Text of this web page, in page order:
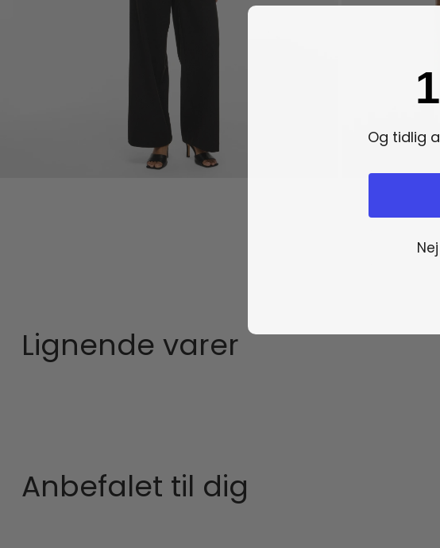
Lignende varer
Anbefalet til dig
Og tidlig